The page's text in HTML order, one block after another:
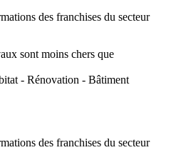
des franchises du secteur
sont moins chers que
- Rénovation - Bâtiment
des franchises du secteur